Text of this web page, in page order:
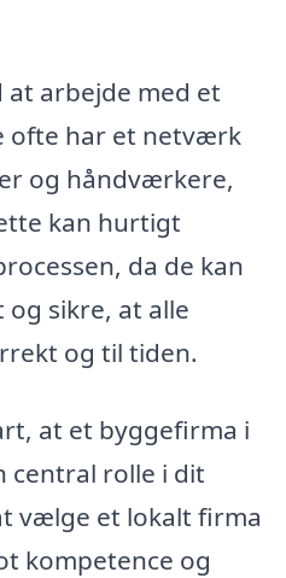
at arbejde med et
ofte har et netværk
og håndværkere,
kan hurtigt
da de kan
sikre, at alle
og til tiden.
at et byggefirma i
central rolle i dit
vælge et lokalt firma
kompetence og